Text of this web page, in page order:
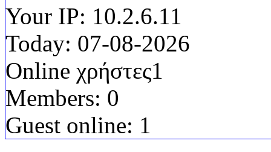
Your IP: 10.2.6.11
Today: 07-08-2026
Online χρήστες1
Members: 0
Guest online: 1